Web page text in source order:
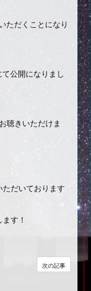
ただくことになり
て公開になりまし
聴きいただけま
だいております
す！
次の記事